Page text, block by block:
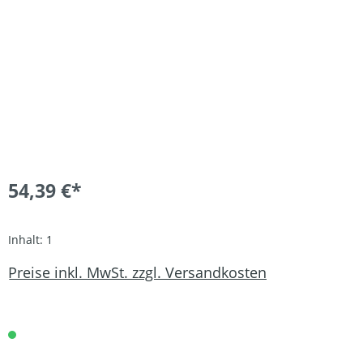
54,39 €*
Inhalt: 1
Preise inkl. MwSt. zzgl. Versandkosten